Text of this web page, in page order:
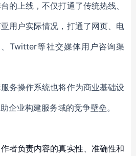
的上线，不仅打通了传统热线、
用户实际情况，打通了网页、电
Twitter等社交媒体用户咨询渠
务操作系统也将作为商业基础设
企业构建服务域的竞争壁垒。
者负责内容的真实性、准确性和